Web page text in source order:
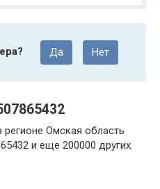
Да Нет
Омская область
и еще 200000 других.